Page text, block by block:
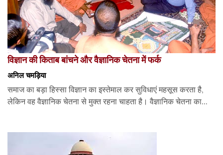
विज्ञान की किताब बांचने और वैज्ञानिक चेतना में फर्क
अनिल चमड़िया
समाज का बड़ा हिस्सा विज्ञान का इस्तेमाल कर सुविधाएं महसूस करता है,
लेकिन वह वैज्ञानिक चेतना से मुक्त रहना चाहता है। वैज्ञानिक चेतना का...